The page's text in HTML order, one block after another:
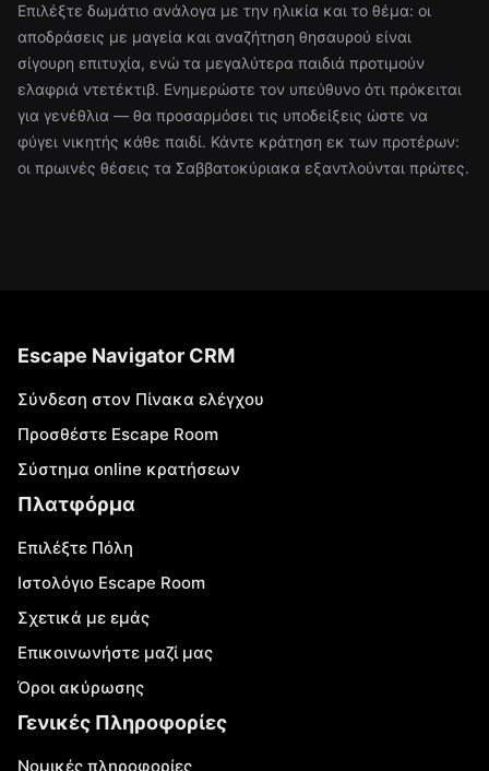
Επιλέξτε δωμάτιο ανάλογα με την ηλικία και το θέμα: οι
αποδράσεις με μαγεία και αναζήτηση θησαυρού είναι
σίγουρη επιτυχία, ενώ τα μεγαλύτερα παιδιά προτιμούν
ελαφριά ντετέκτιβ. Ενημερώστε τον υπεύθυνο ότι πρόκειται
για γενέθλια — θα προσαρμόσει τις υποδείξεις ώστε να
φύγει νικητής κάθε παιδί. Κάντε κράτηση εκ των προτέρων:
οι πρωινές θέσεις τα Σαββατοκύριακα εξαντλούνται πρώτες.
Escape Navigator CRM
Σύνδεση στον Πίνακα ελέγχου
Προσθέστε Escape Room
Σύστημα online κρατήσεων
Πλατφόρμα
Επιλέξτε Πόλη
Ιστολόγιο Escape Room
Σχετικά με εμάς
Επικοινωνήστε μαζί μας
Όροι ακύρωσης
Γενικές Πληροφορίες
Νομικές πληροφορίες